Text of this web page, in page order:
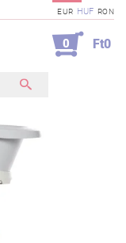
EUR HUF RON
0 Ft0